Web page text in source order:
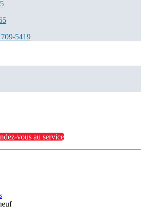
5419
vous au service